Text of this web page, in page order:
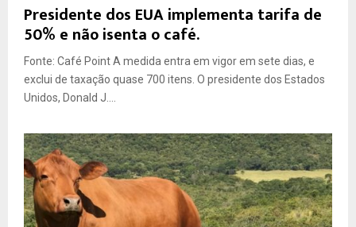
Presidente dos EUA implementa tarifa de
50% e não isenta o café.
Fonte: Café Point A medida entra em vigor em sete dias, e
exclui de taxação quase 700 itens. O presidente dos Estados
Unidos, Donald J....